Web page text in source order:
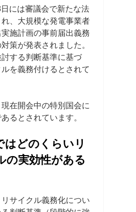
には審議会で新たな法
、大規模な発電事業者
施計画の事前届出義務
策が発表されました。
する判断基準に基づ
を義務付けるとされて
在開会中の特別国会に
るとされています。
はどのくらいリ
の実効性がある
サイクル義務化につい